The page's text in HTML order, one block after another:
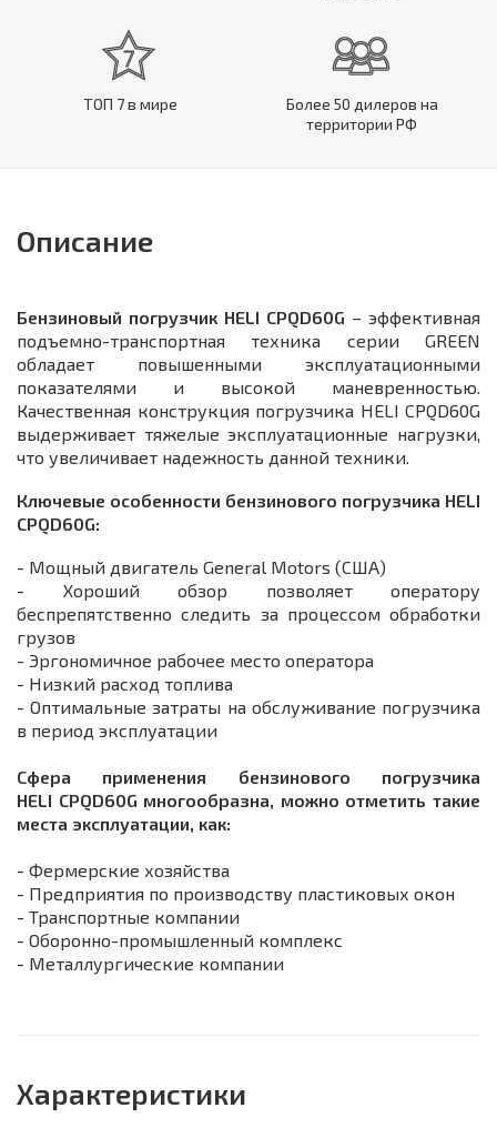
ТОП 7 в мире
Более 50 дилеров на
территории РФ
Описание
Бензиновый погрузчик HELI CPQD60G – эффективная
подъемно-транспортная техника серии GREEN
обладает повышенными эксплуатационными
показателями и высокой маневренностью.
Качественная конструкция погрузчика HELI CPQD60G
выдерживает тяжелые эксплуатационные нагрузки,
что увеличивает надежность данной техники.
Ключевые особенности бензинового погрузчика HELI
CPQD60G:
- Мощный двигатель General Motors (США)
- Хороший обзор позволяет оператору
беспрепятственно следить за процессом обработки
грузов
- Эргономичное рабочее место оператора
- Низкий расход топлива
- Оптимальные затраты на обслуживание погрузчика
в период эксплуатации
Сфера применения бензинового погрузчика
HELI CPQD60G многообразна, можно отметить такие
места эксплуатации, как:
- Фермерские хозяйства
- Предприятия по производству пластиковых окон
- Транспортные компании
- Оборонно-промышленный комплекс
- Металлургические компании
Характеристики